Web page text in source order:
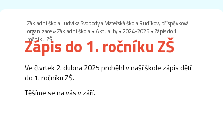
Základní škola Ludvíka Svobody a Mateřská škola Rudíkov, příspěvková
organizace»Základní škola»Aktuality»2024-2025»Zápis do 1.
ročníku ZŠ
Zápis do 1. ročníku ZŠ
Ve čtvrtek 2. dubna 2025 proběhl v naší škole zápis dětí
do 1. ročníku ZŠ.
Těšíme se na vás v září.